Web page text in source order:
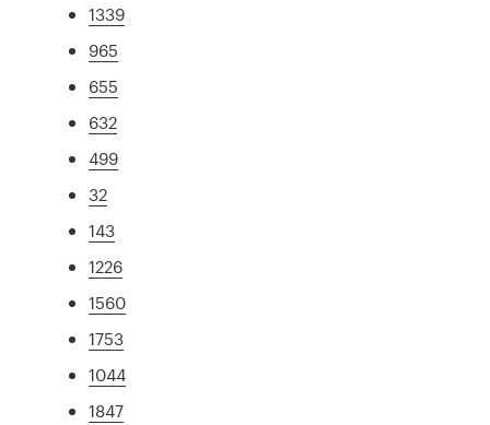
1339
965
655
632
499
32
143
1226
1560
1753
1044
1847